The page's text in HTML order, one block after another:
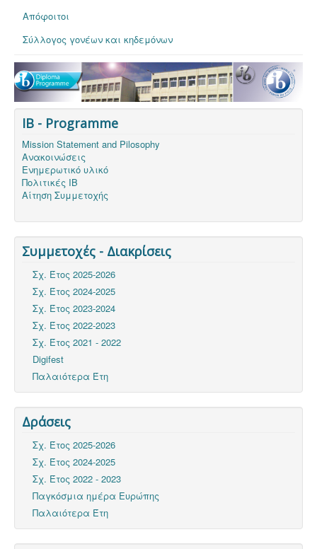
Απόφοιτοι
Σύλλογος γονέων και κηδεμόνων
IB - Programme
Mission Statement and Pilosophy
Ανακοινώσεις
Ενημερωτικό υλικό
Πολιτικές ΙΒ
Αίτηση Συμμετοχής
Συμμετοχές - Διακρίσεις
Σχ. Έτος 2025-2026
Σχ. Έτος 2024-2025
Σχ. Έτος 2023-2024
Σχ. Έτος 2022-2023
Σχ. Έτος 2021 - 2022
Digifest
Παλαιότερα Έτη
Δράσεις
Σχ. Έτος 2025-2026
Σχ. Έτος 2024-2025
Σχ. Έτος 2022 - 2023
Παγκόσμια ημέρα Ευρώπης
Παλαιότερα Έτη